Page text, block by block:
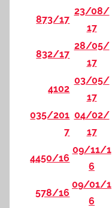
873/17
23/08/
17
832/17
28/05/
17
4102
03/05/
17
035/201
7
04/02/
17
4450/16
09/11/1
6
578/16
09/01/1
6